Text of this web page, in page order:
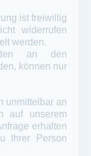
ist freiwillig
widerrufen
werden.
an den
können nur
unmittelbar an
auf unserem
erhalten
Ihrer Person